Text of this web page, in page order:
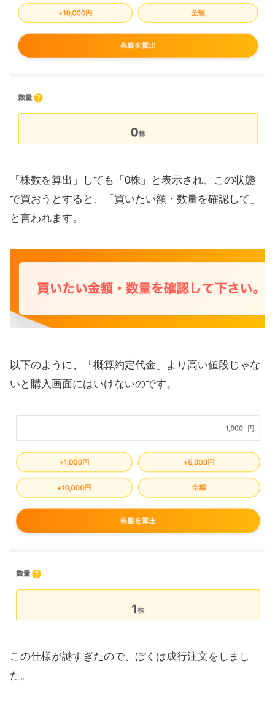
「株数を算出」しても「0株」と表示され、この状態
で買おうとすると、「買いたい額・数量を確認して」
と言われます。
以下のように、「概算約定代金」より高い値段じゃな
いと購入画面にはいけないのです。
この仕様が謎すぎたので、ぼくは成行注文をしまし
た。